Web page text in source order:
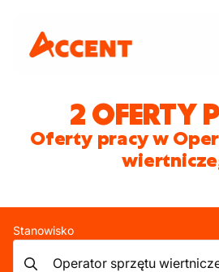
2 OFERTY
Oferty pracy w
Stanowisko